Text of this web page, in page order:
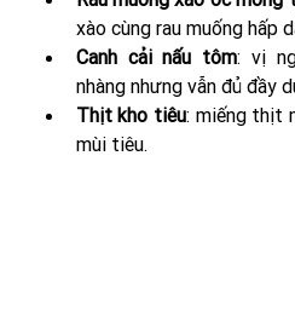
xào cùng rau muống hấp
Canh cải nấu tôm: vị
nhàng nhưng vẫn đủ đầy
Thịt kho tiêu: miếng thịt
mùi tiêu.